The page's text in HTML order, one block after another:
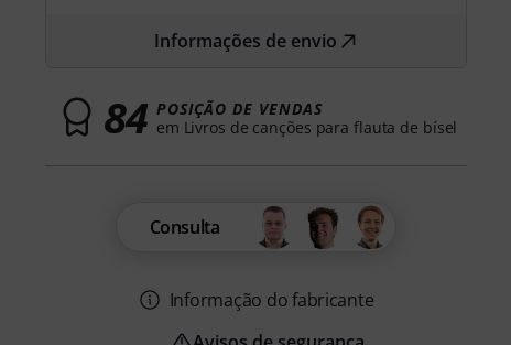
Informações de envio
84 POSIÇÃO DE VENDAS
em Livros de canções para flauta de bísel
Consulta
Informação do fabricante